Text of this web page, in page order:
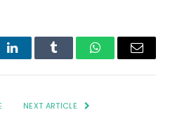
LinkedInTumblr WhatsAppEmail
NEXT ARTICLE